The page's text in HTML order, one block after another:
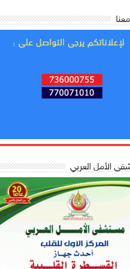
الأمل العربي